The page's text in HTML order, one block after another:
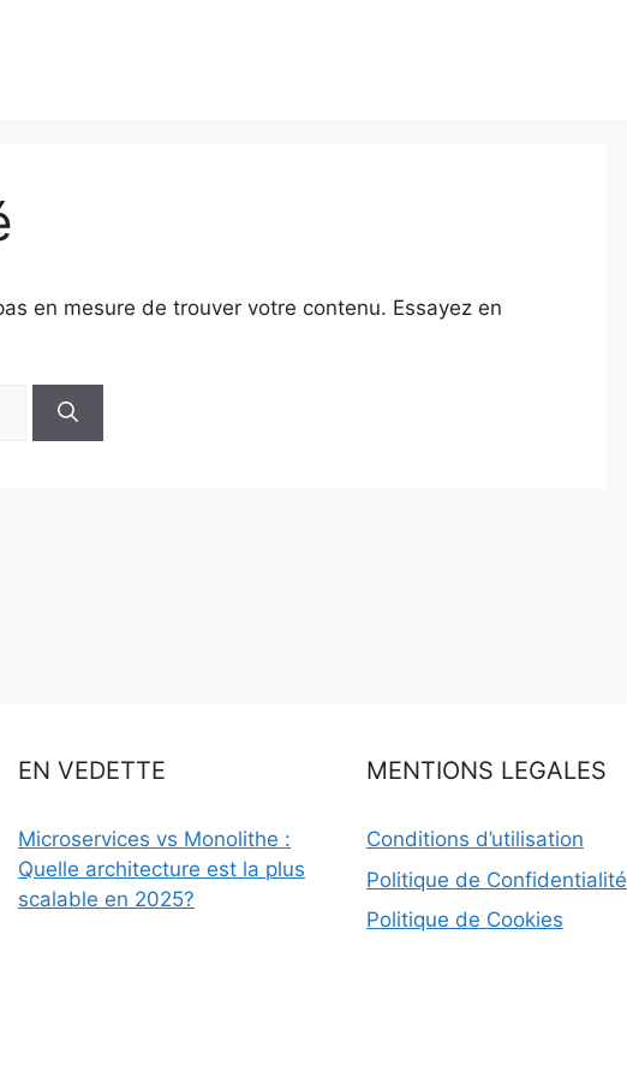
en mesure de trouver votre contenu. Essayez en
EN VEDETTE
Microservices vs Monolithe :
Quelle architecture est la plus
scalable en 2025?
MENTIONS LEGALES
Conditions d’utilisation
Politique de Confidentialité
Politique de Cookies